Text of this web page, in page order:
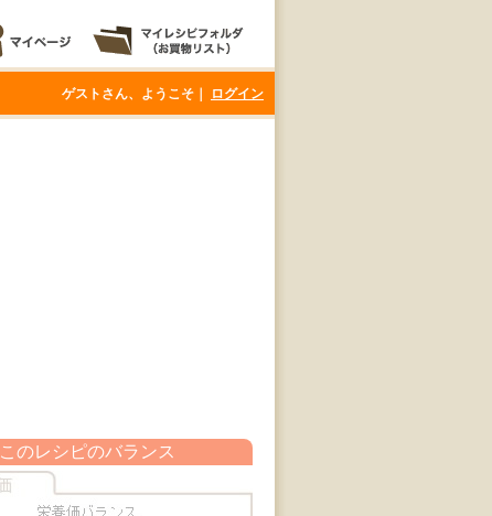
ゲストさん、ようこそ｜ ログイン
このレシピのバランス